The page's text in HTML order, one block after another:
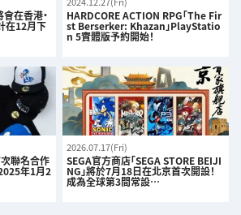
在香港・
在12月下
HARDCORE ACTION RPG「The Fir
st Berserker: Khazan」PlayStatio
n 5實體版予約開始！
次聯名合作
年1月2
2026.07.17(Fri)
SEGA官方商店「SEGA STORE BEIJI
NG」將於7月18日在北京首次開設！
成為全球第3間常設…